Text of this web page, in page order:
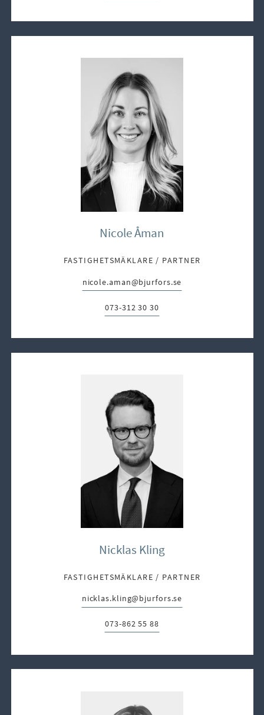
Nicole Åman
FASTIGHETSMÄKLARE / PARTNER
E-post:
nicole.aman@bjurfors.se
Telefon:
073-312 30 30
Nicklas Kling
FASTIGHETSMÄKLARE / PARTNER
E-post:
nicklas.kling@bjurfors.se
Telefon:
073-862 55 88